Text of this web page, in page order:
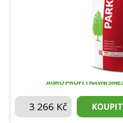
AGRO PROFI TRAVNÍ
3 266 Kč KOUPIT